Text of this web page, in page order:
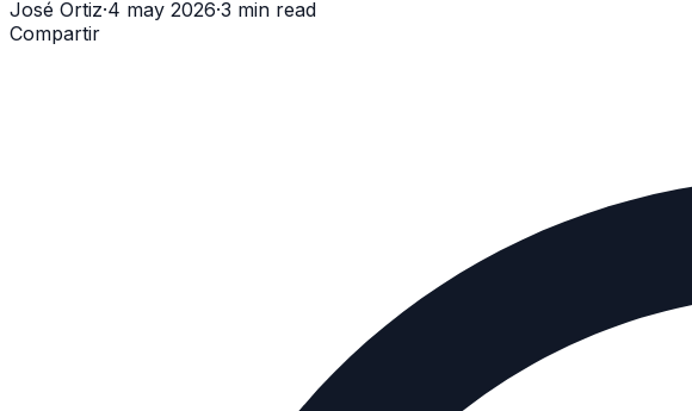
José Ortiz·4 may 2026·3 min read
Compartir